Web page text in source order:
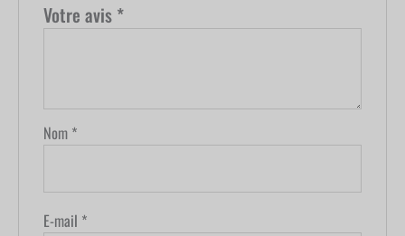
Votre avis *
Nom *
E-mail *